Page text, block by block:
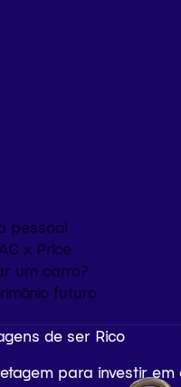
pessoal
x Price
um carro?
futuro
de ser Rico
para investir